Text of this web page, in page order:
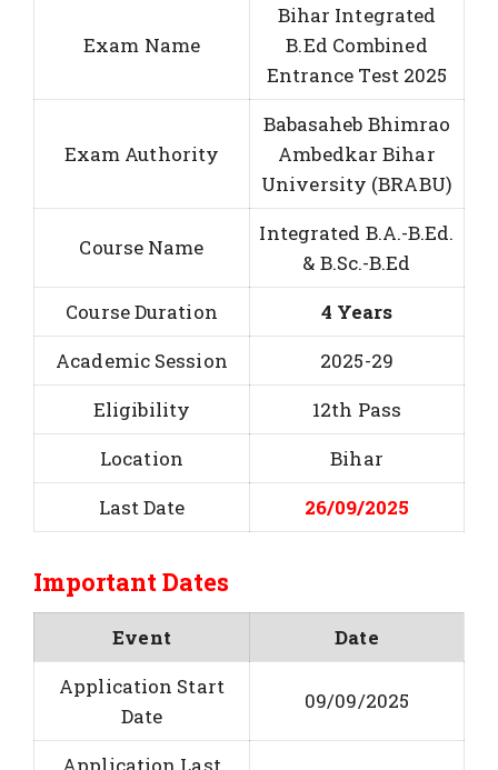
Exam Name
Bihar Integrated
B.Ed Combined
Entrance Test 2025
Exam Authority
Babasaheb Bhimrao
Ambedkar Bihar
University (BRABU)
Course Name
Integrated B.A.-B.Ed.
& B.Sc.-B.Ed
Course Duration
4 Years
Academic Session
2025-29
Eligibility
12th Pass
Location
Bihar
Last Date
26/09/2025
Important Dates
Event
Date
Application Start
Date
09/09/2025